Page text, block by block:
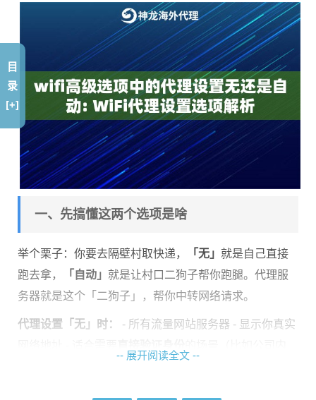
一、先搞懂这两个选项是啥
举个栗子：你要去隔壁村取快递， 「无」 就是自己直接
跑去拿，
「自动」 就是让村口二狗子帮你跑腿。代理服
务器就是这个「二狗子」，帮你中转网络请求。
代理设置「无」时：
- 所有流量网站服务器 - 显示你真实
-- 展开阅读全文 --
目
录
[+]